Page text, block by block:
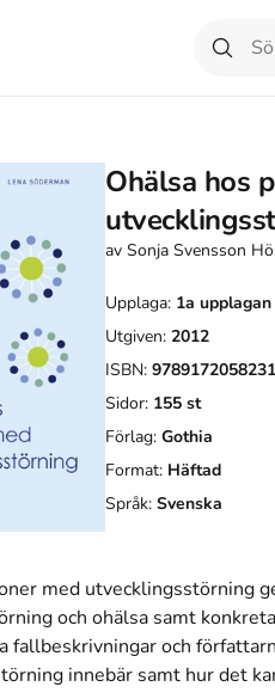
Ohälsa hos
av Sonja Svensson
Upplaga: 1a upplagan
Utgiven: 2012
ISBN: 9789172058231
Sidor: 155 st
Förlag: Gothia
Format: Häftad
Språk: Svenska
med utvecklingsstörning
och ohälsa samt
fallbeskrivningar och
innebär samt hur det